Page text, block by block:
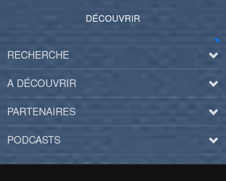
DÉCOUVRIR
RECHERCHE
A DÉCOUVRIR
PARTENAIRES
PODCASTS